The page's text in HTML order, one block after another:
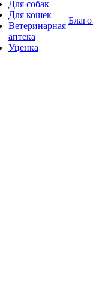
Для собак
Для кошек
Ветеринарная
аптека
Уценка